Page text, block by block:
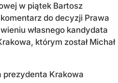
w piątek Bartosz
do decyzji Prawa
własnego kandydata
którym został Michał
prezydenta Krakowa